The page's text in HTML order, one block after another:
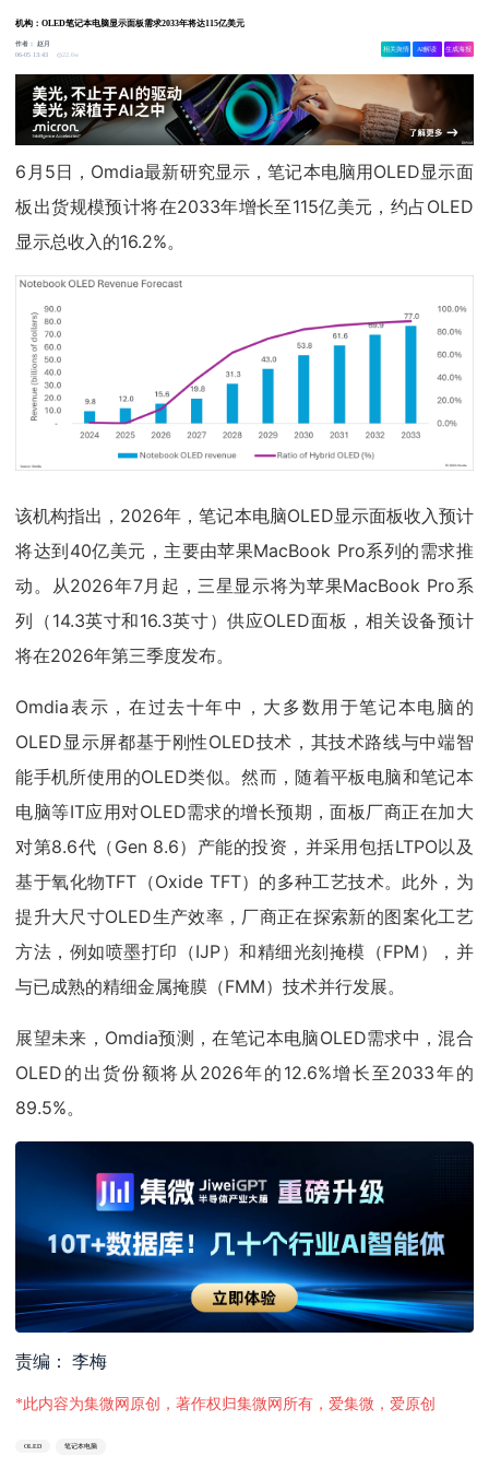
机构：OLED笔记本电脑显示面板需求2033年将达115亿美元
作者：赵月
06-05 13:43
22.6w
相关舆情 AI解读 生成海报
6月5日，Omdia最新研究显示，笔记本电脑用OLED显示面
板出货规模预计将在2033年增长至115亿美元，约占OLED
显示总收入的16.2%。
该机构指出，2026年，笔记本电脑OLED显示面板收入预计
将达到40亿美元，主要由苹果MacBook Pro系列的需求推
动。从2026年7月起，三星显示将为苹果MacBook Pro系
列（14.3英寸和16.3英寸）供应OLED面板，相关设备预计
将在2026年第三季度发布。
Omdia表示，在过去十年中，大多数用于笔记本电脑的
OLED显示屏都基于刚性OLED技术，其技术路线与中端智
能手机所使用的OLED类似。然而，随着平板电脑和笔记本
电脑等IT应用对OLED需求的增长预期，面板厂商正在加大
对第8.6代（Gen 8.6）产能的投资，并采用包括LTPO以及
基于氧化物TFT（Oxide TFT）的多种工艺技术。此外，为
提升大尺寸OLED生产效率，厂商正在探索新的图案化工艺
方法，例如喷墨打印（IJP）和精细光刻掩模（FPM），并
与已成熟的精细金属掩膜（FMM）技术并行发展。
展望未来，Omdia预测，在笔记本电脑OLED需求中，混合
OLED的出货份额将从2026年的12.6%增长至2033年的
89.5%。
责编： 李梅
*此内容为集微网原创，著作权归集微网所有，爱集微，爱原创
OLED 笔记本电脑